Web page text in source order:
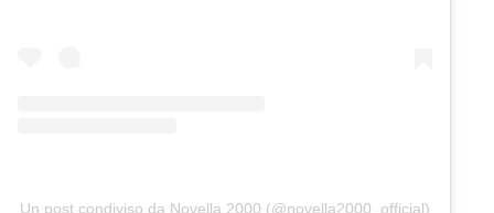
Un post condiviso da Novella 2000 (@novella2000_official)